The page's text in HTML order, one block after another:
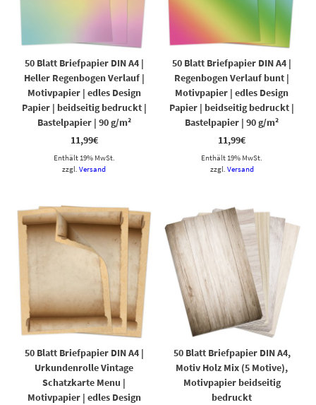
50 Blatt Briefpapier DIN A4 |
Heller Regenbogen Verlauf |
Motivpapier | edles Design
Papier | beidseitig bedruckt |
Bastelpapier | 90 g/m²
11,99€
Enthält 19% MwSt.
zzgl.Versand
50 Blatt Briefpapier DIN A4 |
Regenbogen Verlauf bunt |
Motivpapier | edles Design
Papier | beidseitig bedruckt |
Bastelpapier | 90 g/m²
11,99€
Enthält 19% MwSt.
zzgl. Versand
50 Blatt Briefpapier DIN A4 |
Urkundenrolle Vintage
Schatzkarte Menu |
Motivpapier | edles Design
50 Blatt Briefpapier DIN A4,
Motiv Holz Mix (5 Motive),
Motivpapier beidseitig
bedruckt